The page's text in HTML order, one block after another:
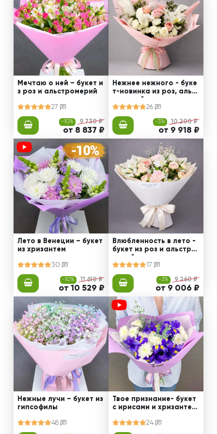
Мечтаю о ней – букет и
з роз и альстромерий
27
-10% 9 730 ₽
от 8 837 ₽
Нежнее нежного - буке
т-новинка из роз, альст
ромерий и калл
26
-3% 10 200 ₽
от 9 918 ₽
Лето в Венеции – букет
из хризантем
30
-10% 11 610 ₽
от 10 529 ₽
Влюбленность в лето -
букет из роз и альстро
мерий
17
-3% 9 260 ₽
от 9 006 ₽
Нежные лучи – букет из
гипсофилы
48
Твое признание- букет
с ирисами и хризантем
24